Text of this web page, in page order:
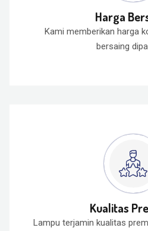
Harga
Kami memberikan harga
bersaing
Kualitas
Lampu terjamin kualitas